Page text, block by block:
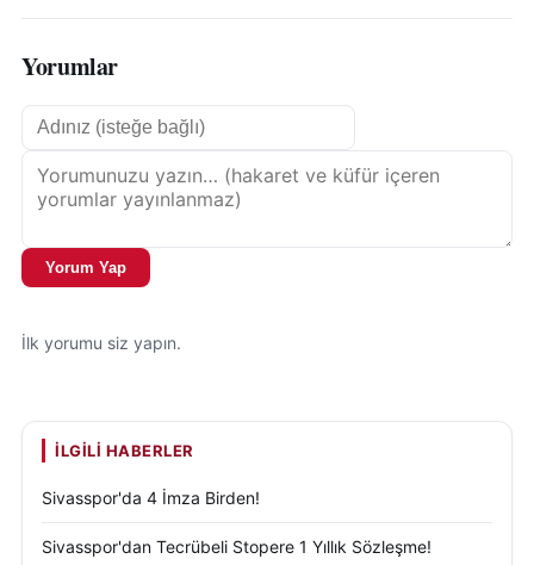
Yorumlar
Yorum Yap
İlk yorumu siz yapın.
İLGILI HABERLER
Sivasspor'da 4 İmza Birden!
Sivasspor'dan Tecrübeli Stopere 1 Yıllık Sözleşme!